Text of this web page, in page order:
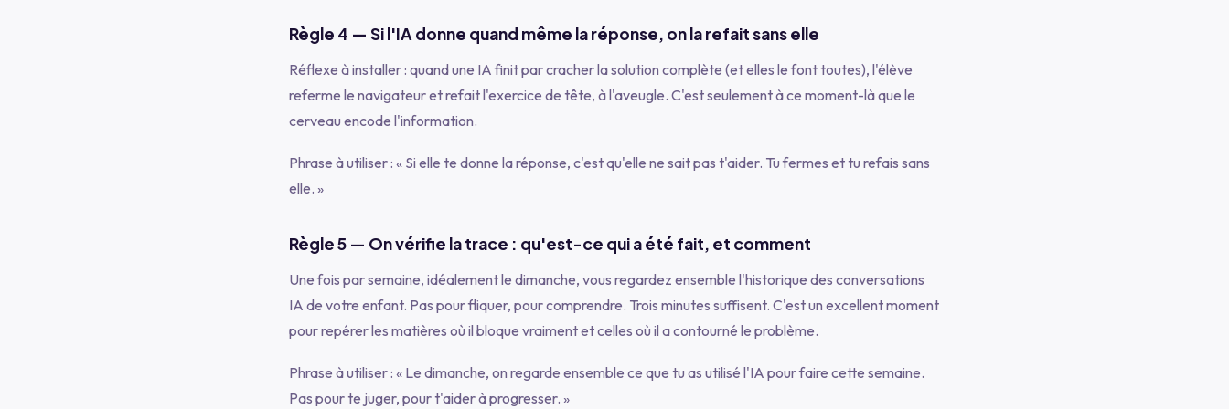
Règle 4 — Si l'IA donne quand même la réponse, on la refait sans elle
Réflexe à installer : quand une IA finit par cracher la solution complète (et elles le font toutes), l'élève
referme le navigateur et refait l'exercice de tête, à l'aveugle. C'est seulement à ce moment-là que le
cerveau encode l'information.
Phrase à utiliser : « Si elle te donne la réponse, c'est qu'elle ne sait pas t'aider. Tu fermes et tu refais sans
elle. »
Règle 5 — On vérifie la trace : qu'est-ce qui a été fait, et comment
Une fois par semaine, idéalement le dimanche, vous regardez ensemble l'historique des conversations
IA de votre enfant. Pas pour fliquer, pour comprendre. Trois minutes suffisent. C'est un excellent moment
pour repérer les matières où il bloque vraiment et celles où il a contourné le problème.
Phrase à utiliser : « Le dimanche, on regarde ensemble ce que tu as utilisé l'IA pour faire cette semaine.
Pas pour te juger, pour t'aider à progresser. »